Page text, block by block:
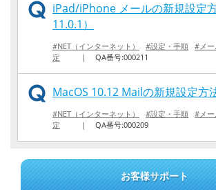
iPad/iPhone メールの新規設定
11.0.1）
#NET（インターネット） #設定・手順 #メ
定 ｜ QA番号:000211
MacOS 10.12 Mailの新規設定方
#NET（インターネット） #設定・手順 #メ
定 ｜ QA番号:000209
お客様サポート